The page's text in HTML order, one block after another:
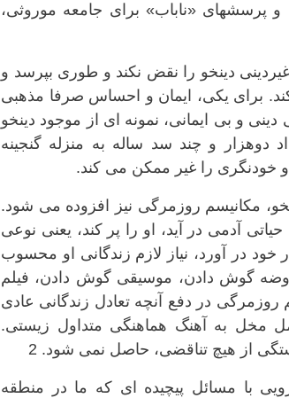
پرسشهای «ناباب» برای جامعه موروثی،
دینخو را نقض نکند و طوری بپرسد و
برای یکی، ایمان و احساس صرفا مذهبی
و بی ایمانی، نمونه ای از موجود دینخو
دوهزار و چند سد ساله به منزله گنجینه
خودنگری را غیر ممکن می کند.
مکانیسم روزمرگی نیز افزوده می شود.
آدمی در آید، او را پر کند، یعنی نوعی
در آورد، نیاز لازم زندگانی او محسوب
روضه گوش دادن، موسیقی گوش دادن، فیلم
در دفع آنچه تعادل زندگانی عادی
مخل به آهنگ هماهنگی متداول زیستی.
از هیچ تناقضی، حاصل نمی شود. 2
با مسائل پیچیده ای که ما در منطقه